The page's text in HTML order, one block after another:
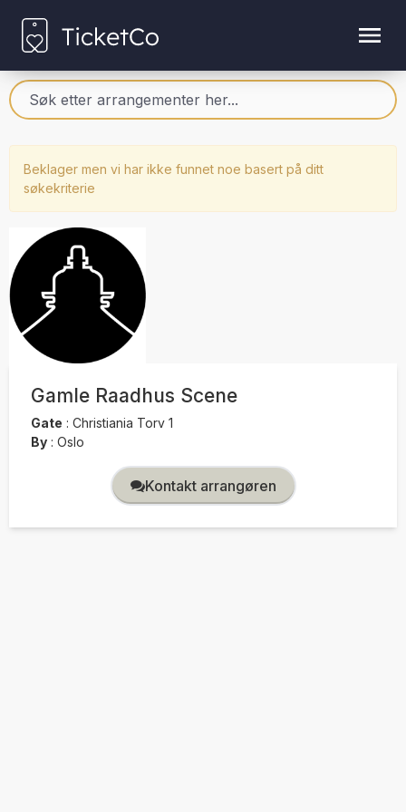
Beklager men vi har ikke funnet noe basert på ditt
søkekriterie
Gamle Raadhus Scene
Gate : Christiania Torv 1
By : Oslo
Kontakt arrangøren